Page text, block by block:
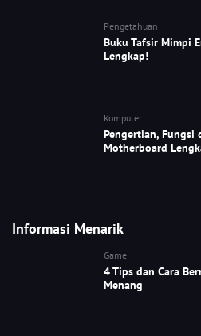
Pengetahuan
Buku Tafsir Mimpi
Lengkap!
Komputer
Pengertian, Fungsi
Motherboard
Informasi Menarik
Game
4 Tips dan Cara
Menang